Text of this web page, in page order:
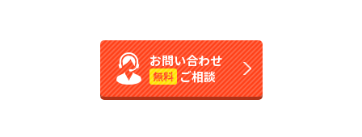
お問い合わせ
無料 ご相談